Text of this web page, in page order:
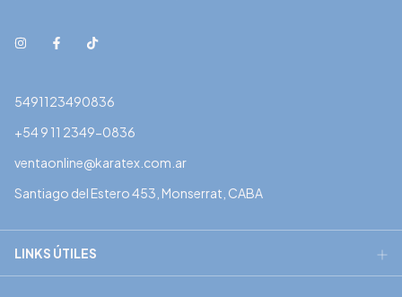
5491123490836
+54 9 11 2349-0836
ventaonline@karatex.com.ar
Santiago del Estero 453, Monserrat, CABA
LINKS ÚTILES